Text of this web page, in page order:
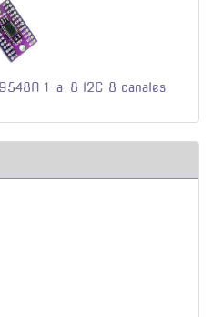
1-a-8 I2C 8 canales